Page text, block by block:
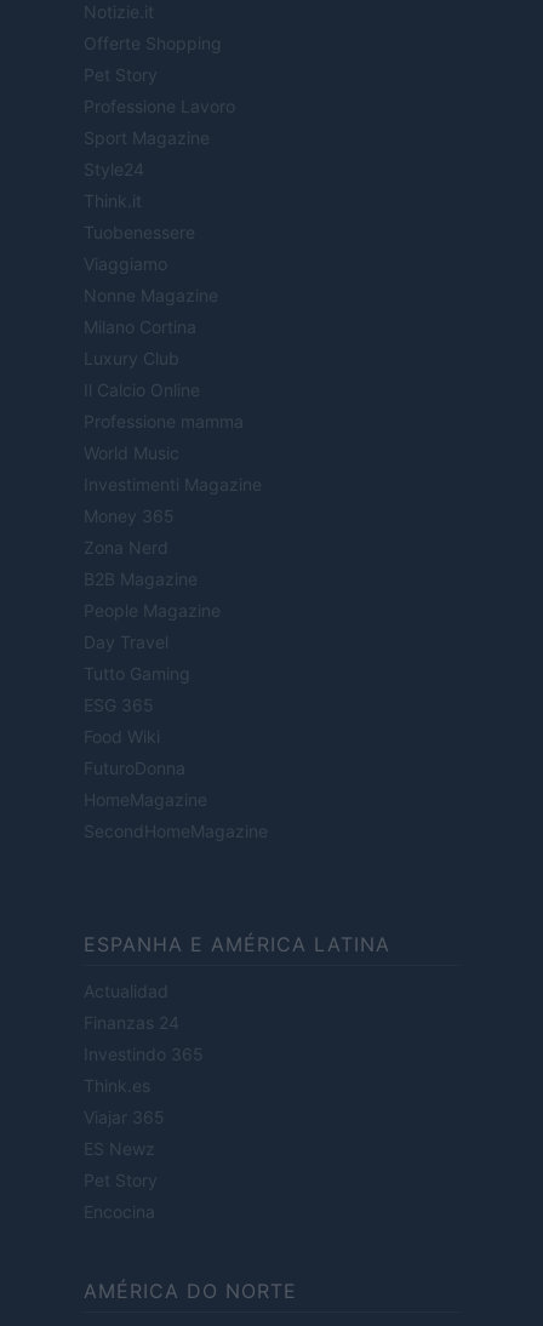
Notizie.it
Offerte Shopping
Pet Story
Professione Lavoro
Sport Magazine
Style24
Think.it
Tuobenessere
Viaggiamo
Nonne Magazine
Milano Cortina
Luxury Club
Il Calcio Online
Professione mamma
World Music
Investimenti Magazine
Money 365
Zona Nerd
B2B Magazine
People Magazine
Day Travel
Tutto Gaming
ESG 365
Food Wiki
FuturoDonna
HomeMagazine
SecondHomeMagazine
ESPANHA E AMÉRICA LATINA
Actualidad
Finanzas 24
Investindo 365
Think.es
Viajar 365
ES Newz
Pet Story
Encocina
AMÉRICA DO NORTE